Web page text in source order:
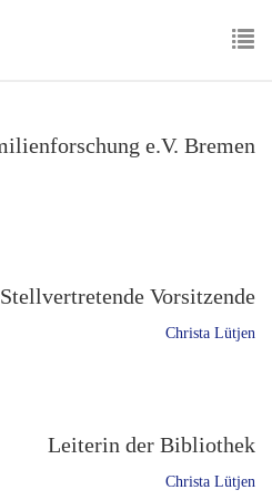
e.V. Bremen
Stellvertretende Vorsitzende
Christa Lütjen
Leiterin der Bibliothek
Christa Lütjen